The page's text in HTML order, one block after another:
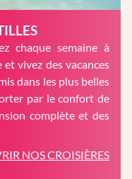
chaque semaine à
vivez des vacances
dans les plus belles
par le confort de
complète et des
NOS CROISIÈRES